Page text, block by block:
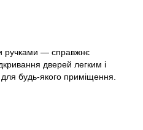
ручками — справжнє
дверей легким і
будь-якого приміщення.